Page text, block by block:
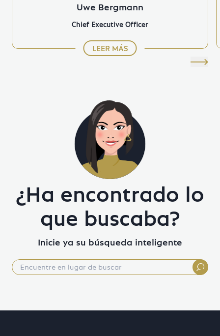
Uwe Bergmann
Chief Executive Officer
LEER MÁS
¿Ha encontrado lo
que buscaba?
Inicie ya su búsqueda inteligente